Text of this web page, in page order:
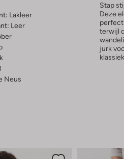
Lakleer
Leer
Neus
Stap
Deze
perfect
terwijl
jurk